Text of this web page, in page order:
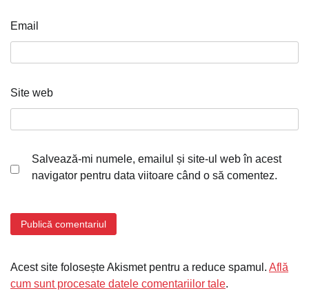
Email
Site web
Salvează-mi numele, emailul și site-ul web în acest
navigator pentru data viitoare când o să comentez.
Acest site folosește Akismet pentru a reduce spamul. Află
cum sunt procesate datele comentariilor tale.